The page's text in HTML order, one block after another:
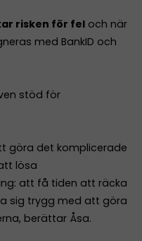
risken för fel och när
med BankID och
stöd för
göra det komplicerade
lösa
att få tiden att räcka
sig trygg med att göra
berättar Åsa.